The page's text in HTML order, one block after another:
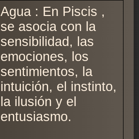
Agua : En Piscis ,
se asocia con la
sensibilidad, las
emociones, los
sentimientos, la
intuición, el instinto,
la ilusión y el
entusiasmo.